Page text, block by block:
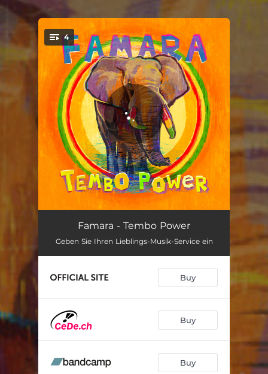
You're all set!
4
Famaranisch
Big Brother (Tembo) 04:36
03:45
Famara - Tembo Power
Geben Sie Ihren Lieblings-Musik-Service ein
Buy
Buy
Buy
.